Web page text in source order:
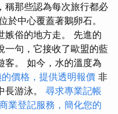
稱那些認為每次旅行都必
於中心覆蓋著鵝卵石。
嫉俗的地方走。 先進的
一句，它接收了歐盟的藍
客。 如今，水的溫度為
價格，提供透明報價 非
長游泳。 尋求專業記帳
業登記服務，簡化您的